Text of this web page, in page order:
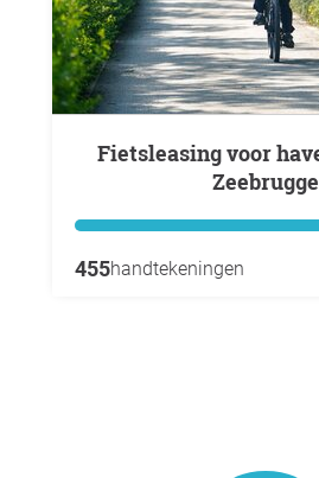
Fietsleasing voor havenarbeiders
Zeebrugge
455handtekeningen